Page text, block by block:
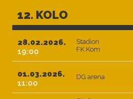
12. KOLO
28.02.2026.
19:00
Stadion
FK Kom
01.03.2026.
11:00
DG arena